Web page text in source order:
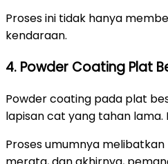
Proses ini tidak hanya
kendaraan.
4. Powder Coating Plat
Powder coating pada plat
lapisan cat yang tahan
Proses umumnya